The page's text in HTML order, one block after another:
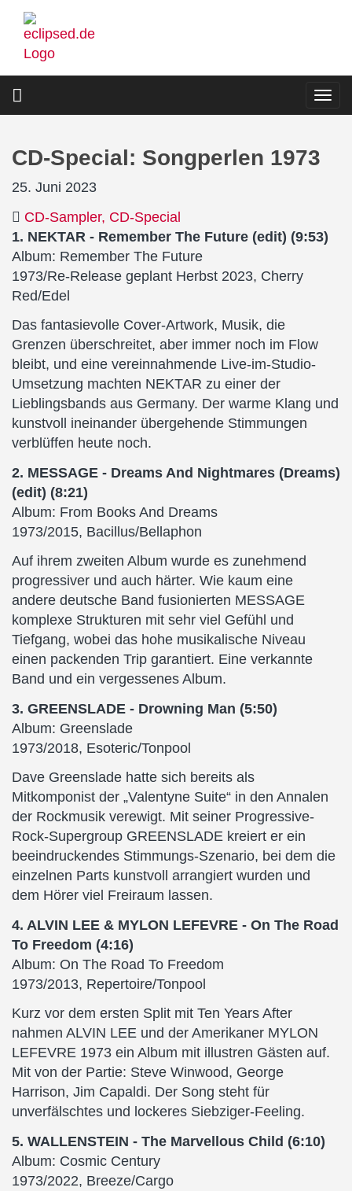
Direkt
zum
Inhalt
CD-Special: Songperlen 1973
25. Juni 2023
CD-Sampler CD-Special
1. NEKTAR - Remember The Future (edit) (9:53)
Album: Remember The Future
1973/Re-Release geplant Herbst 2023, Cherry
Red/Edel
Das fantasievolle Cover-Artwork, Musik, die
Grenzen überschreitet, aber immer noch im Flow
bleibt, und eine vereinnahmende Live-im-Studio-
Umsetzung machten NEKTAR zu einer der
Lieblingsbands aus Germany. Der warme Klang und
kunstvoll ineinander übergehende Stimmungen
verblüffen heute noch.
2. MESSAGE - Dreams And Nightmares (Dreams)
(edit) (8:21)
Album: From Books And Dreams
1973/2015, Bacillus/Bellaphon
Auf ihrem zweiten Album wurde es zunehmend
progressiver und auch härter. Wie kaum eine
andere deutsche Band fusionierten MESSAGE
komplexe Strukturen mit sehr viel Gefühl und
Tiefgang, wobei das hohe musikalische Niveau
einen packenden Trip garantiert. Eine verkannte
Band und ein vergessenes Album.
3. GREENSLADE - Drowning Man (5:50)
Album: Greenslade
1973/2018, Esoteric/Tonpool
Dave Greenslade hatte sich bereits als
Mitkomponist der „Valentyne Suite“ in den Annalen
der Rockmusik verewigt. Mit seiner Progressive-
Rock-Supergroup GREENSLADE kreiert er ein
beeindruckendes Stimmungs-Szenario, bei dem die
einzelnen Parts kunstvoll arrangiert wurden und
dem Hörer viel Freiraum lassen.
4. ALVIN LEE & MYLON LEFEVRE - On The Road
To Freedom (4:16)
Album: On The Road To Freedom
1973/2013, Repertoire/Tonpool
Kurz vor dem ersten Split mit Ten Years After
nahmen ALVIN LEE und der Amerikaner MYLON
LEFEVRE 1973 ein Album mit illustren Gästen auf.
Mit von der Partie: Steve Winwood, George
Harrison, Jim Capaldi. Der Song steht für
unverfälschtes und lockeres Siebziger-Feeling.
5. WALLENSTEIN - The Marvellous Child (6:10)
Album: Cosmic Century
1973/2022, Breeze/Cargo